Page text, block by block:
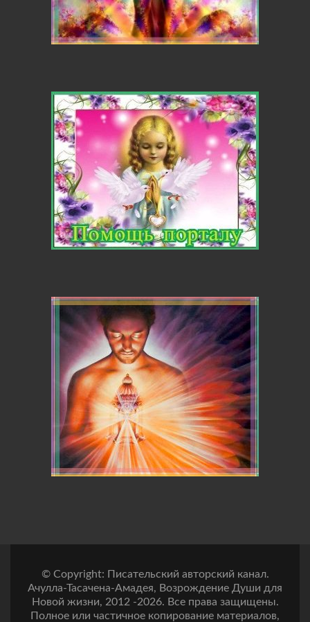
© Copyright: Писательский авторский канал.
Ачулла-Тасачена-Амадея, Возрождение Души для
Новой жизни, 2012 -2026. Все права защищены.
Полное или частичное копирование материалов,